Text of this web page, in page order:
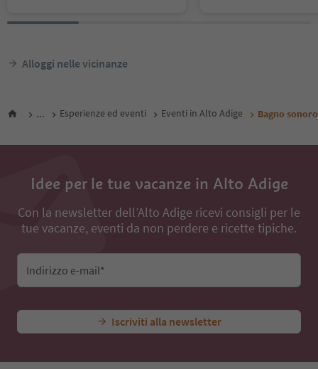
Alloggi nelle vicinanze
... Esperienze ed eventi Eventi in Alto Adige Bagno sonoro
Idee per le tue vacanze in Alto Adige
Con la newsletter dell’Alto Adige ricevi consigli per le
tue vacanze, eventi da non perdere e ricette tipiche.
Indirizzo e-mail*
Iscriviti alla newsletter